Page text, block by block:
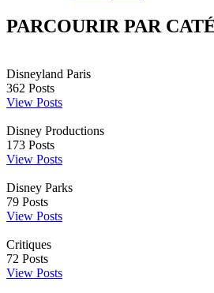
PARCOURIR PAR
Disneyland Paris
362 Posts
View Posts
Disney Productions
173 Posts
View Posts
Disney Parks
79 Posts
View Posts
Critiques
72 Posts
View Posts